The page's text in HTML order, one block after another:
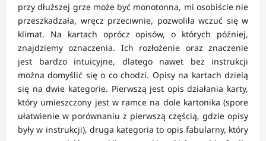
przy dłuższej grze może być monotonna, mi osobiście nie
przeszkadzała, wręcz przeciwnie, pozwoliła wczuć się w
klimat. Na kartach oprócz opisów, o których później,
znajdziemy oznaczenia. Ich rozłożenie oraz znaczenie
jest bardzo intuicyjne, dlatego nawet bez instrukcji
można domyślić się o co chodzi. Opisy na kartach dzielą
się na dwie kategorie. Pierwszą jest opis działania karty,
który umieszczony jest w ramce na dole kartonika (spore
ułatwienie w porównaniu z pierwszą częścią, gdzie opisy
były w instrukcji), druga kategoria to opis fabularny, który